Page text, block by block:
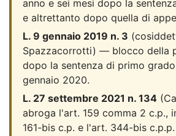
anno e sei mesi dopo la
e altrettanto dopo quella di
L. 9 gennaio 2019 n. 3
Spazzacorrotti) — blocco della
dopo la sentenza di primo
gennaio 2020.
L. 27 settembre 2021 n. 134
abroga l'art. 159 comma 2 c.p.,
161-bis c.p. e l'art. 344-bis c.p.p.